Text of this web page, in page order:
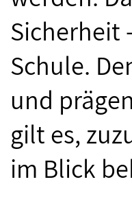
Sicherheit
Schule.
und
gilt es,
im Blick